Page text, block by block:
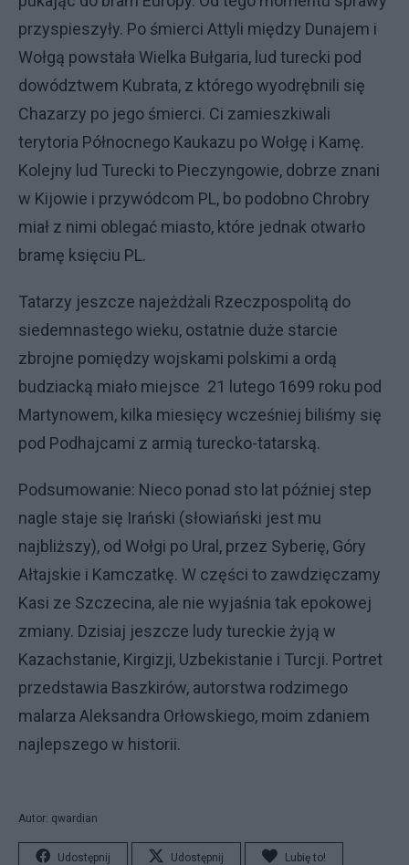
przyspieszyły. Po śmierci Attyli między Dunajem i
Wołgą powstała Wielka Bułgaria, lud turecki pod
dowództwem Kubrata, z którego wyodrębnili się
Chazarzy po jego śmierci. Ci zamieszkiwali
terytoria Północnego Kaukazu po Wołgę i Kamę.
Kolejny lud Turecki to Pieczyngowie, dobrze znani
w Kijowie i przywódcom PL, bo podobno Chrobry
miał z nimi oblegać miasto, które jednak otwarło
bramę księciu PL.
Tatarzy jeszcze najeżdżali Rzeczpospolitą do
siedemnastego wieku, ostatnie duże starcie
zbrojne pomiędzy wojskami polskimi a ordą
budziacką miało miejsce 21 lutego 1699 roku pod
Martynowem, kilka miesięcy wcześniej biliśmy się
pod Podhajcami z armią turecko-tatarską.
Podsumowanie: Nieco ponad sto lat później step
nagle staje się Irański (słowiański jest mu
najbliższy), od Wołgi po Ural, przez Syberię, Góry
Ałtajskie i Kamczatkę. W części to zawdzięczamy
Kasi ze Szczecina, ale nie wyjaśnia tak epokowej
zmiany. Dzisiaj jeszcze ludy tureckie żyją w
Kazachstanie, Kirgizji, Uzbekistanie i Turcji. Portret
przedstawia Baszkirów, autorstwa rodzimego
malarza Aleksandra Orłowskiego, moim zdaniem
najlepszego w historii.
Autor: qwardian
Udostępnij Udostępnij Lubię to!